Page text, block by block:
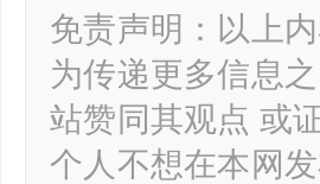
免责声明：以上
为传递更多信息
站赞同其观点 或
个人不想在本网